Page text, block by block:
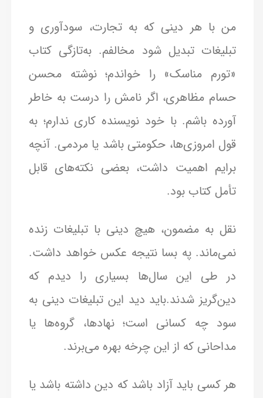
من با هر دینی که به تجارت، سودآوری و
تبلیغات تبدیل شود مخالفم. به‌تازگی کتاب
«تورم مناسک» را خواندم؛ نوشته محسن
حسام مظاهری، اگر نامش را درست به خاطر
آورده باشم. با خود نویسنده کاری ندارم؛ به
قول امروزی‌ها، حکومتی باشد یا مردمی. آنچه
برایم اهمیت داشت، بعضی نکته‌های قابل
تأمل کتاب بود.
نقل به مضمون، هیچ دینی با تبلیغات زنده
نمی‌ماند. په بسا نتیجه عکس خواهد داشت.
در طی این سال‌ها بسیاری را دیدم که
دین‌گریز شدند.باید دید این تبلیغات دینی به
سود چه کسانی است؛ نهادها، گروه‌ها یا
مداحانی که از این چرخه بهره می‌برند.
هر کسی باید آزاد باشد که دین داشته باشد یا